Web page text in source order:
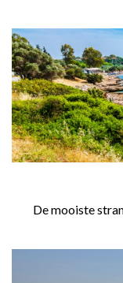
De mooiste